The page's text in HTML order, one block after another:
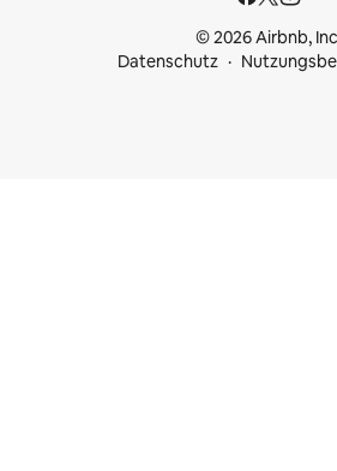
© 2026 Airbnb,
Datenschutz